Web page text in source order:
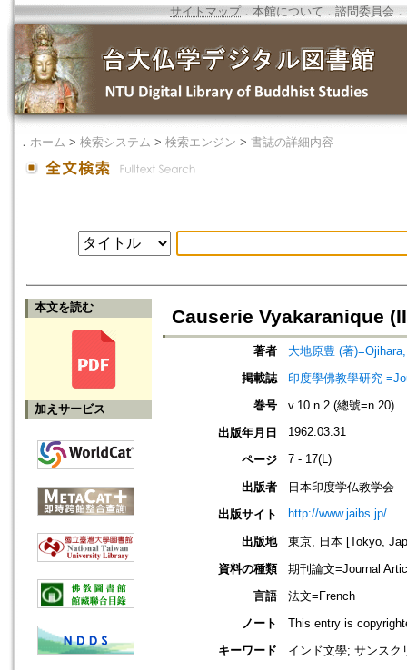
サイトマップ．本館について ． 諮問委員会 ．
． ホーム > 検索システム > 検索エンジン > 書誌の詳細内容
本文を読む
加えサービス
Causerie Vyakaranique
著者
大地原豊 (著
掲載誌
印度學佛教學研究
巻号
v.10 n.2 (總號=n.20)
出版年月日
1962.03.31
ページ 7 - 17(L)
出版者
日本印度学仏教学会
出版サイト
http://www.jaibs.jp/
出版地
東京, 日本 [Tokyo,
資料の種類
期刊論文=Journal
言語
法文=French
ノート
This entry is
キーワード
インド文學; サンスク